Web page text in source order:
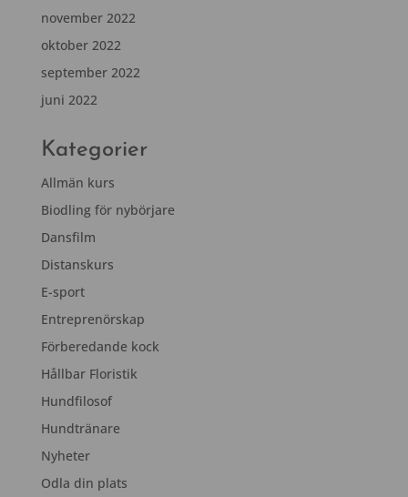
november 2022
oktober 2022
september 2022
juni 2022
Kategorier
Allmän kurs
Biodling för nybörjare
Dansfilm
Distanskurs
E-sport
Entreprenörskap
Förberedande kock
Hållbar Floristik
Hundfilosof
Hundtränare
Nyheter
Odla din plats